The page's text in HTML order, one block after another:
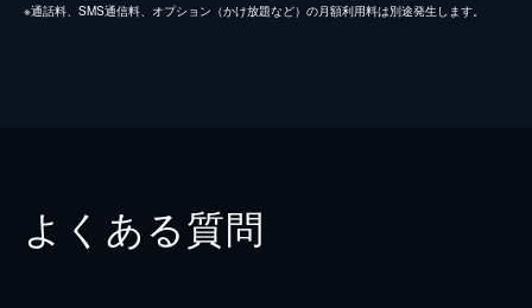
※通話料、SMS通信料、オプション（かけ放題など）の月額利用料は別途発生します。
よくある質問